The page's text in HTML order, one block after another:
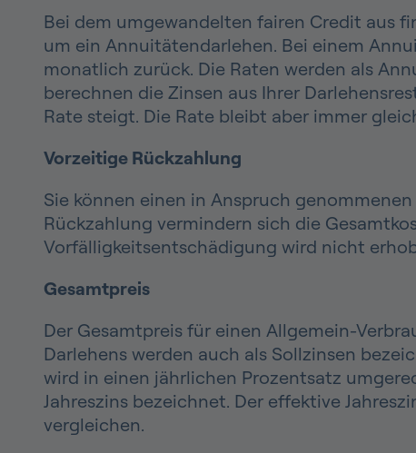
Bei dem umgewandelten fairen Credit aus
um ein Annuitätendarlehen. Bei einem
monatlich zurück. Die Raten werden als
berechnen die Zinsen aus Ihrer
Rate steigt. Die Rate bleibt aber immer
Vorzeitige Rückzahlung
Sie können einen in Anspruch
Rückzahlung vermindern sich die
Vorfälligkeitsentschädigung wird nicht
Gesamtpreis
Der Gesamtpreis für einen Allgemein-
Darlehens werden auch als Sollzinsen
wird in einen jährlichen Prozentsatz
Jahreszins bezeichnet. Der effektive
vergleichen.